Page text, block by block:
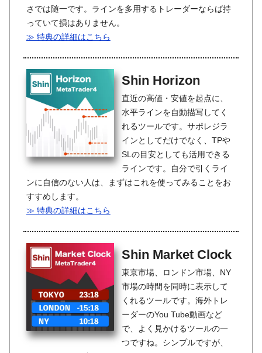
さでは随一です。ラインを多用するトレーダーならば持
っていて損はありません。
≫ 特典の詳細はこちら
Shin Horizon
直近の高値・安値を起点に、
水平ラインを自動描写してく
れるツールです。サポレジラ
インとしてだけでなく、TPや
SLの目安としても活用できる
ラインです。自分で引くライ
ンに自信のない人は、まずはこれを使ってみることをお
すすめします。
≫ 特典の詳細はこちら
Shin Market Clock
東京市場、ロンドン市場、NY
市場の時間を同時に表示して
くれるツールです。海外トレ
ーダーのYou Tube動画など
で、よく見かけるツールの一
つですね。シンプルですが、